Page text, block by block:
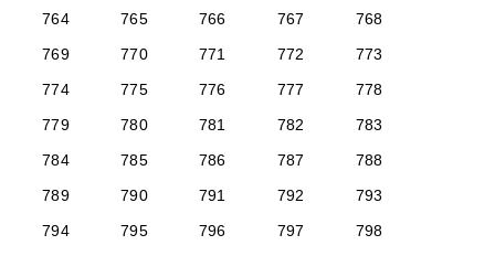
764
765 766 767
768
769
770 771 772
773
774
775 776 777
778
779
780 781 782
783
784
785 786 787
788
789
790 791 792
793
794
795 796 797
798